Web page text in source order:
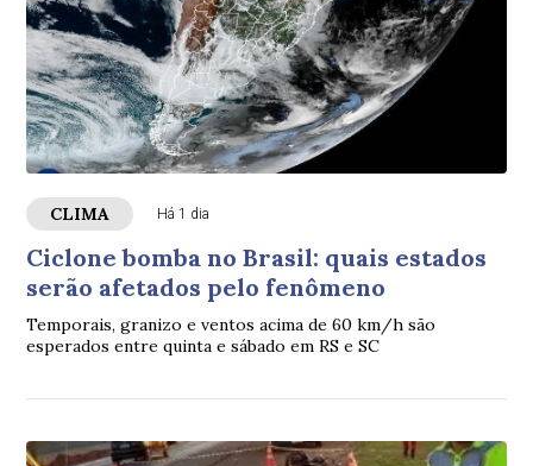
CLIMA Há 1 dia
Ciclone bomba no Brasil: quais estados
serão afetados pelo fenômeno
Temporais, granizo e ventos acima de 60 km/h são
esperados entre quinta e sábado em RS e SC